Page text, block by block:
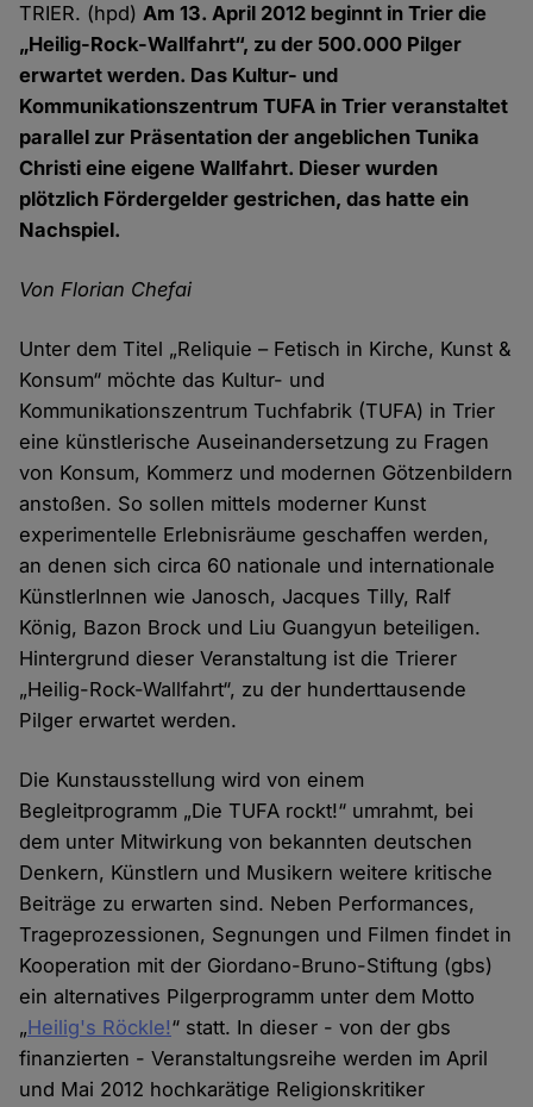
TRIER. (hpd)Am 13. April 2012 beginnt in Trier die
„Heilig-Rock-Wallfahrt“, zu der 500.000 Pilger
erwartet werden. Das Kultur- und
Kommunikationszentrum TUFA in Trier veranstaltet
parallel zur Präsentation der angeblichen Tunika
Christi eine eigene Wallfahrt. Dieser wurden
plötzlich Fördergelder gestrichen, das hatte ein
Nachspiel.
Von Florian Chefai
Unter dem Titel „Reliquie – Fetisch in Kirche, Kunst &
Konsum“ möchte das Kultur- und
Kommunikationszentrum Tuchfabrik (TUFA) in Trier
eine künstlerische Auseinandersetzung zu Fragen
von Konsum, Kommerz und modernen Götzenbildern
anstoßen. So sollen mittels moderner Kunst
experimentelle Erlebnisräume geschaffen werden,
an denen sich circa 60 nationale und internationale
KünstlerInnen wie Janosch, Jacques Tilly, Ralf
König, Bazon Brock und Liu Guangyun beteiligen.
Hintergrund dieser Veranstaltung ist die Trierer
„Heilig-Rock-Wallfahrt“, zu der hunderttausende
Pilger erwartet werden.
Die Kunstausstellung wird von einem
Begleitprogramm „Die TUFA rockt!“ umrahmt, bei
dem unter Mitwirkung von bekannten deutschen
Denkern, Künstlern und Musikern weitere kritische
Beiträge zu erwarten sind. Neben Performances,
Trageprozessionen, Segnungen und Filmen findet in
Kooperation mit der Giordano-Bruno-Stiftung (gbs)
ein alternatives Pilgerprogramm unter dem Motto
„Heilig's Röckle!“ statt. In dieser - von der gbs
finanzierten - Veranstaltungsreihe werden im April
und Mai 2012 hochkarätige Religionskritiker